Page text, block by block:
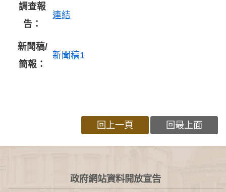
調查報
告：
連結
新聞稿/
簡報：
新聞稿1
回上一頁 回最上面
:::
政府網站資料開放宣告